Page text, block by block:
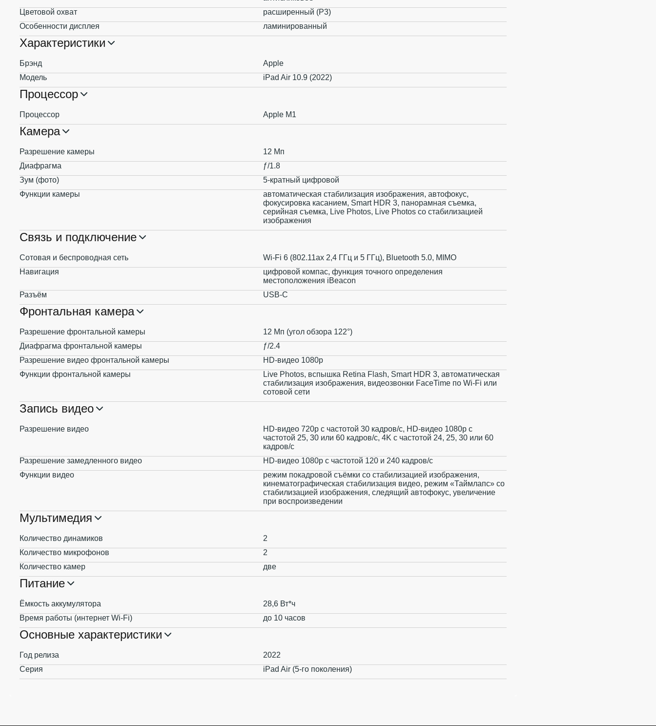
Цветовой охват
расширенный (P3)
Особенности дисплея
ламинированный
Характеристики
Брэнд
Apple
Модель
iPad Air 10.9 (2022)
Процессор
Процессор Apple M1
Камера
Разрешение камеры
12 Мп
Диафрагма
ƒ/1.8
Зум (фото)
5-кратный цифровой
Функции камеры
автоматическая стабилизация изображения, автофокус,
фокусировка касанием, Smart HDR 3, панорамная съемка,
серийная съемка, Live Photos, Live Photos со стабилизацией
изображения
Связь и подключение
Сотовая и беспроводная сеть
Wi-Fi 6 (802.11ax 2,4 ГГц и 5 ГГц), Bluetooth 5.0, MIMO
Навигация
цифровой компас, функция точного определения
местоположения iBeacon
Разъём
USB‑C
Фронтальная камера
Разрешение фронтальной камеры
12 Мп (угол обзора 122°)
Диафрагма фронтальной камеры
ƒ/2.4
Разрешение видео фронтальной камеры
HD-видео 1080p
Функции фронтальной камеры
Live Photos, вспышка Retina Flash, Smart HDR 3, автоматическая
стабилизация изображения, видеозвонки FaceTime по Wi‑Fi или
сотовой сети
Запись видео
Разрешение видео
HD-видео 720p с частотой 30 кадров/ с, HD-видео 1080p с
частотой 25, 30 или 60 кадров/ с, 4K с частотой 24, 25, 30 или 60
кадров/ с
Разрешение замедленного видео
HD-видео 1080р с частотой 120 и 240 кадров/ с
Функции видео
режим покадровой съёмки со стабилизацией изображения,
кинематографическая стабилизация видео, режим «Таймлапс» со
стабилизацией изображения, следящий автофокус, увеличение
при воспроизведении
Мультимедия
Количество динамиков
2
Количество микрофонов
2
Количество камер
две
Питание
Ёмкость аккумулятора
28,6 Вт*ч
Время работы (интернет Wi-Fi)
до 10 часов
Основные характеристики
Год релиза
2022
Серия
iPad Air (5-го поколения)